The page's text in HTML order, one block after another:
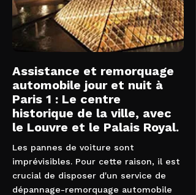
Assistance et remorquage
automobile jour et nuit à
Paris 1 : Le centre
historique de la ville, avec
le Louvre et le Palais Royal.
Les pannes de voiture sont
imprévisibles. Pour cette raison, il est
crucial de disposer d'un service de
dépannage-remorquage automobile